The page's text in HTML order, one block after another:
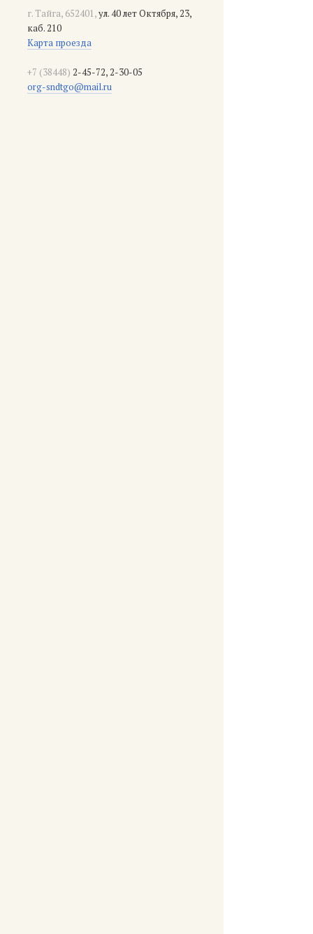
г. Тайга, 652401,ул. 40 лет Октября, 23,
каб. 210
Карта проезда
+7 (38448) 2-45-72, 2-30-05
org-sndtgo@mail.ru